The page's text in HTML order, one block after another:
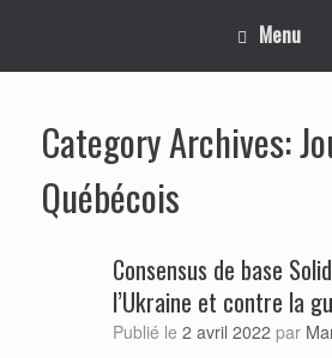
Menu
Category Archives:
Québécois
Consensus de base
l’Ukraine et contre la
Publié le 2 avril 2022 par